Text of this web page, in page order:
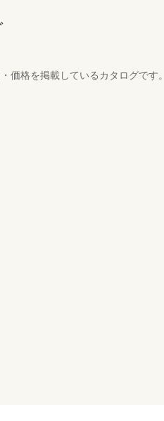
価格を掲載しているカタログです。